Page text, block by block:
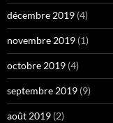
décembre 2019 (4)
novembre 2019 (1)
octobre 2019 (4)
septembre 2019 (9)
août 2019 (2)